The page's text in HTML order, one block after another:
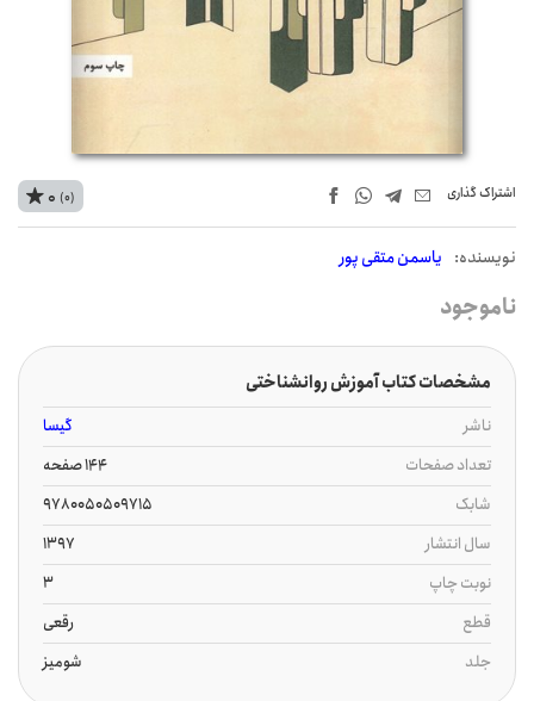
اشتراک‌ گذاری
نويسنده: یاسمن متقی پور
0 (0)
ناموجود
مشخصات کتاب آموزش روانشناختی
ناشر
گیسا
تعداد صفحات
144 صفحه
شابک
9780050509715
سال انتشار
1397
نوبت چاپ
3
قطع
رقعی
جلد
شومیز